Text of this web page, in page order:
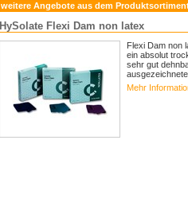
weitere Angebote aus dem
HySolate Flexi Dam non latex
Flexi Dam non
ein absolut
sehr gut
Mehr